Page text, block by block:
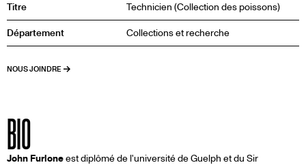
Titre Technicien (Collection des poissons)
Département Collections et recherche
NOUS JOINDRE
BIO
John Furloneest diplômé de l'université de Guelph et du Sir